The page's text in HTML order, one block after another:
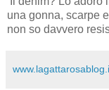
una gonna, scarpe
non so davvero